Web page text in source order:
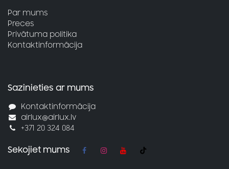
Par mums
Preces
Privātuma politika
Kontaktinformācija
Sazinieties ar mums
Kontaktinformācija
airlux@airlux.lv
+371 20 324 084
Sekojiet mums